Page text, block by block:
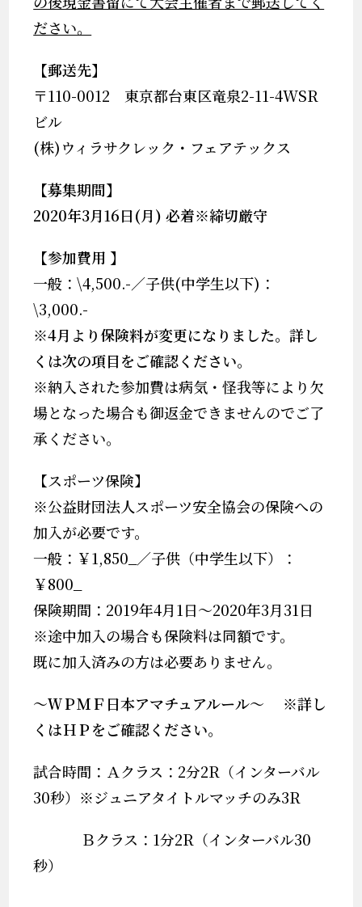
ださい。
【郵送先】
〒110-0012 東京都台東区竜泉2-11-4WSR
ビル
(株)ウィラサクレック・フェアテックス
【募集期間】
2020年3月16日(月)必着※締切厳守
【参加費用 】
一般：\4,500.-／子供(中学生以下)：
\3,000.-
※4月より保険料が変更になりました。詳し
くは次の項目をご確認ください。
※納入された参加費は病気・怪我等により欠
場となった場合も御返金できませんのでご了
承ください。
【スポーツ保険】
※公益財団法人スポーツ安全協会の保険への
加入が必要です。
一般：￥1,850_／子供（中学生以下）：
￥800_
保険期間：2019年4月1日～2020年3月31日
※途中加入の場合も保険料は同額です。
既に加入済みの方は必要ありません。
～ＷＰＭＦ日本アマチュアルール～
※詳し
くはＨＰをご確認ください。
試合時間：Ａクラス： 2分2R （インターバル
30秒）※ジュニアタイトルマッチのみ3R
Ｂクラス： 1分2R （インターバル30
秒）